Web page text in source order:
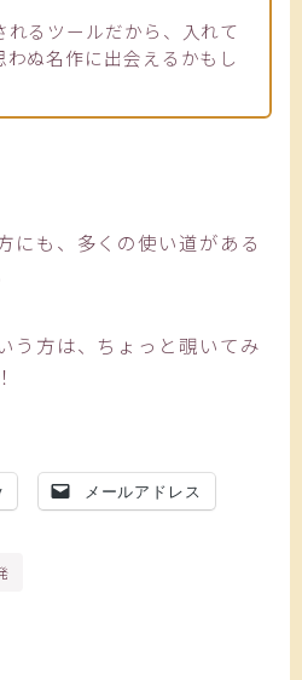
れるツールだから、入れて
わぬ名作に出会えるかもし
にも、多くの使い道がある
う方は、ちょっと覗いてみ
メールアドレス